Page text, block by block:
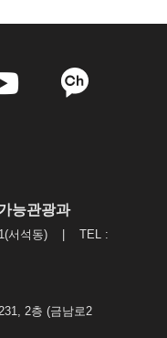
능관광과
1(서석동) | TEL :
2층 (금남로2